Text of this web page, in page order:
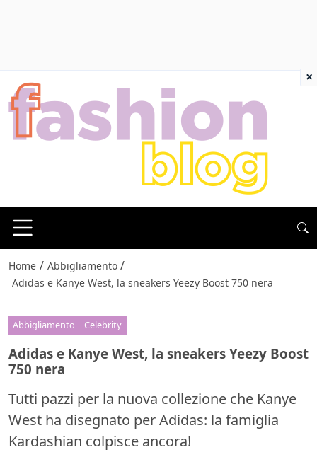
Home / Abbigliamento /
Adidas e Kanye West, la sneakers Yeezy Boost 750 nera
Abbigliamento Celebrity
Adidas e Kanye West, la sneakers Yeezy Boost
750 nera
Tutti pazzi per la nuova collezione che Kanye
West ha disegnato per Adidas: la famiglia
Kardashian colpisce ancora!
×